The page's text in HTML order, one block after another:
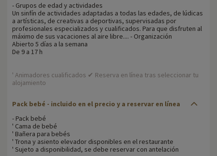
- Grupos de edad y actividades
Un sinfín de actividades adaptadas a todas las edades, de lúdicas
a artísticas, de creativas a deportivas, supervisadas por
profesionales especializados y cualificados. Para que disfruten al
máximo de sus vacaciones al aire libre.... - Organización
Abierto 5 días a la semana
De 9 a 17 h
' Animadores cualificados ✔ Reserva en línea tras seleccionar tu
alojamiento
Pack bebé - incluido en el precio y a reservar en línea
- Pack bebé
' Cama de bebé
' Bañera para bebés
' Trona y asiento elevador disponibles en el restaurante
' Sujeto a disponibilidad, se debe reservar con antelación